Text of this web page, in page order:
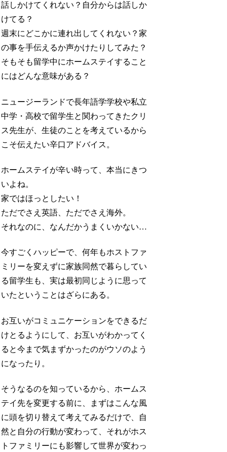
話しかけてくれない？自分からは話しか
けてる？
週末にどこかに連れ出してくれない？家
の事を手伝えるか声かけたりしてみた？
そもそも留学中にホームステイすること
にはどんな意味がある？
ニュージーランドで長年語学学校や私立
中学・高校で留学生と関わってきたクリ
ス先生が、生徒のことを考えているから
こそ伝えたい辛口アドバイス。
ホームステイが辛い時って、本当にきつ
いよね。
家ではほっとしたい！
ただでさえ英語、ただでさえ海外。
それなのに、なんだかうまくいかない…
今すごくハッピーで、何年もホストファ
ミリーを変えずに家族同然で暮らしてい
る留学生も、実は最初同じように思って
いたということはざらにある。
お互いがコミュニケーションをできるだ
けとるようにして、お互いがわかってく
ると今まで気まずかったのがウソのよう
になったり。
そうなるのを知っているから、ホームス
テイ先を変更する前に、まずはこんな風
に頭を切り替えて考えてみるだけで、自
然と自分の行動が変わって、それがホス
トファミリーにも影響して世界が変わっ